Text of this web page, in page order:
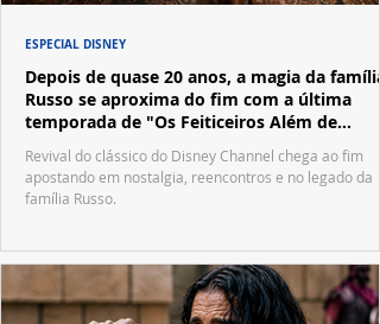
Depois de quase 20 anos, a magia da família
Russo se aproxima do fim com a última
temporada de "Os Feiticeiros Além de
Waverly Place"
Revival do clássico do Disney Channel chega ao fim
apostando em nostalgia, reencontros e no legado da
família Russo.
ESPECIAL DISNEY